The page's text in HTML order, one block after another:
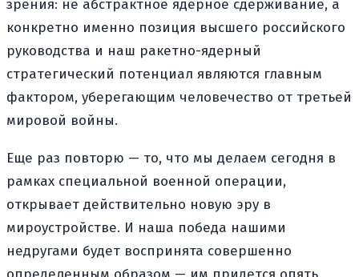
зрения: не абстрактное ядерное сдерживание, а
конкретно именно позиция высшего российского
руководства и наш ракетно-ядерный
стратегический потенциал являются главным
фактором, уберегающим человечество от третьей
мировой войны.
Еще раз повторю — то, что мы делаем сегодня в
рамках специальной военной операции,
открывает действительно новую эру в
мироустройстве. И наша победа нашими
недругами будет воспринята совершенно